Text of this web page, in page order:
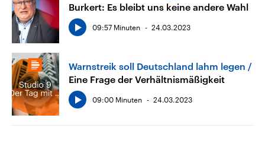
Burkert: Es bleibt uns keine andere Wahl
09:57 Minuten 24.03.2023
Warnstreik soll Deutschland lahm legen
Eine Frage der Verhältnismäßigkeit
09:00 Minuten 24.03.2023